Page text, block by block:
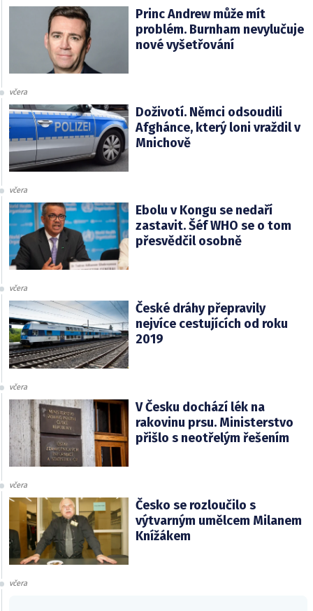
Princ Andrew může mít
problém. Burnham nevylučuje
nové vyšetřování
včera
Doživotí. Němci odsoudili
Afghánce, který loni vraždil v
Mnichově
včera
Ebolu v Kongu se nedaří
zastavit. Šéf WHO se o tom
přesvědčil osobně
včera
České dráhy přepravily
nejvíce cestujících od roku
2019
včera
V Česku dochází lék na
rakovinu prsu. Ministerstvo
přišlo s neotřelým řešením
včera
Česko se rozloučilo s
výtvarným umělcem Milanem
Knížákem
včera